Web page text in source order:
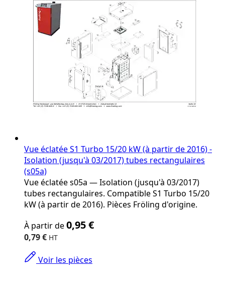
product
page
Vue éclatée S1 Turbo 15/20 kW (à partir de 2016) -
Isolation (jusqu'à 03/2017) tubes rectangulaires
(s05a)
Vue éclatée s05a — Isolation (jusqu'à 03/2017)
tubes rectangulaires. Compatible S1 Turbo 15/20
kW (à partir de 2016). Pièces Fröling d'origine.
price
depends
the
À partir de0,95 €
0,79 €
Voir les pièces